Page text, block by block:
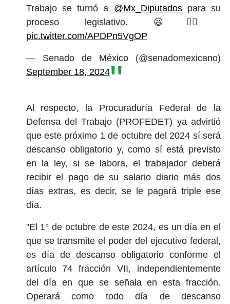
Trabajo se turnó a @Mx_Diputadospara su
proceso legislativo. 😃👍🏼
pic.twitter.com/APDPn5VgOP
— Senado de México (@senadomexicano)
September 18, 2024
Al respecto, la Procuraduría Federal de la
Defensa del Trabajo (PROFEDET) ya advirtió
que este próximo 1 de octubre del 2024 sí será
descanso obligatorio y, como sí está previsto
en la ley, si se labora, el trabajador deberá
recibir el pago de su salario diario más dos
días extras, es decir, se le pagará triple ese
día.
"El 1° de octubre de este 2024, es un día en el
que se transmite el poder del ejecutivo federal,
es día de descanso obligatorio conforme el
artículo 74 fracción VII, independientemente
del día en que se señala en esta fracción.
Operará como todo día de descanso